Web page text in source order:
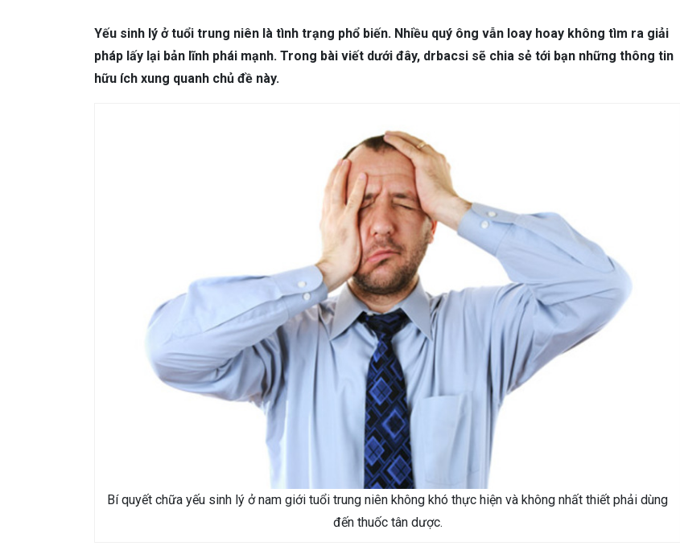
NHA KHOA Viêm Nướu Răng Sâu Răng Viêm Nha Chu Đau Răng Răng Ê Buốt
Yếu sinh lý ở tuổi trung niên là tình trạng phổ biến. Nhiều quý ông vẫn loay hoay không tìm ra giải
pháp lấy lại bản lĩnh phái mạnh. Trong bài viết dưới đây, drbacsi sẽ chia sẻ tới bạn những thông tin
hữu ích xung quanh chủ đề này.
Bí quyết chữa yếu sinh lý ở nam giới tuổi trung niên không khó thực hiện và không nhất thiết phải dùng
đến thuốc tân dược.